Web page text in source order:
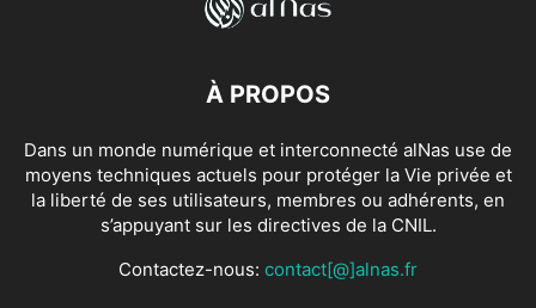
À PROPOS
Dans un monde numérique et interconnecté alNas use de
moyens techniques actuels pour protéger la Vie privée et
la liberté de ses utilisateurs, membres ou adhérents, en
s’appuyant sur les directives de la CNIL.
Contactez-nous: contact[@]alnas.fr